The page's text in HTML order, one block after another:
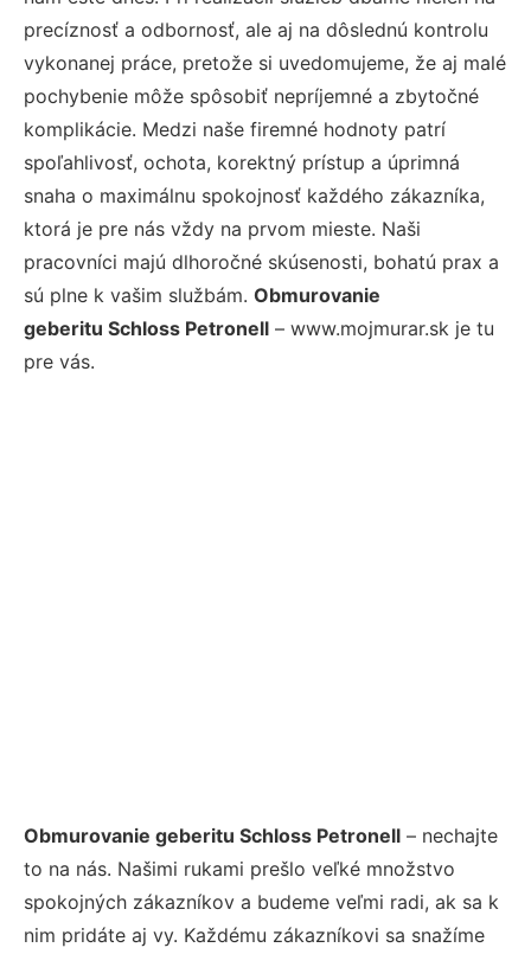
precíznosť a odbornosť, ale aj na dôslednú kontrolu
vykonanej práce, pretože si uvedomujeme, že aj malé
pochybenie môže spôsobiť nepríjemné a zbytočné
komplikácie. Medzi naše firemné hodnoty patrí
spoľahlivosť, ochota, korektný prístup a úprimná
snaha o maximálnu spokojnosť každého zákazníka,
ktorá je pre nás vždy na prvom mieste. Naši
pracovníci majú dlhoročné skúsenosti, bohatú prax a
sú plne k vašim službám. Obmurovanie
geberitu Schloss Petronell – www.mojmurar.sk je tu
pre vás.
Obmurovanie geberitu Schloss Petronell – nechajte
to na nás. Našimi rukami prešlo veľké množstvo
spokojných zákazníkov a budeme veľmi radi, ak sa k
nim pridáte aj vy. Každému zákazníkovi sa snažíme